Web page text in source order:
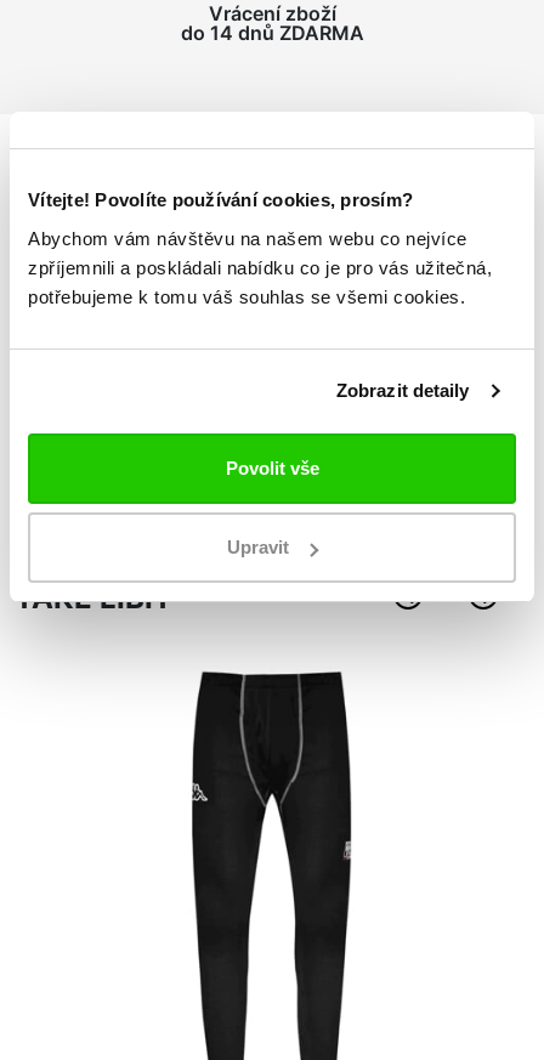
Vítejte! Povolíte používání cookies, prosím?
Abychom vám návštěvu na našem webu co nejvíce
zpříjemnili a poskládali nabídku co je pro vás užitečná,
potřebujeme k tomu váš souhlas se všemi cookies.
Zobrazit detaily
Povolit vše
Upravit
Vrácení zboží
do 14 dnů ZDARMA
Podrobnostio produktu
Dětské sportovní kalhoty AUTHENTIC CASARANO
elastický lem v pase stahovatelný šňůrkou
postranní volně přístupné kapsy
výšivka s logem Kappa v přední části
materiál: 60% bavlna, 40% polyester
TAKÉ LÍBIT